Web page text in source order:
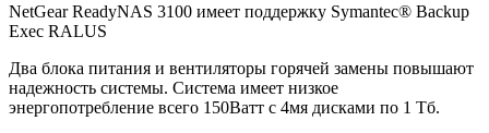
NetGear ReadyNAS 3100 имеет поддержку Symantec® Backup
Exec RALUS
Два блока питания и вентиляторы горячей замены повышают
надежность системы. Система имеет низкое
энергопотребление всего 150Ватт с 4мя дисками по 1 Тб.